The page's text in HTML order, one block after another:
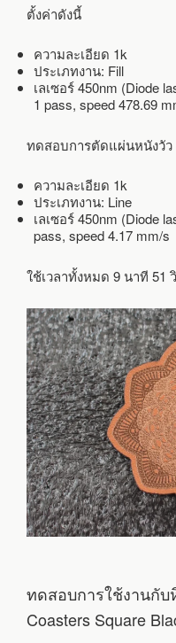
ตั้งค่าดังนี้
ความละเอียด 1k
ประเภทงาน: Fill
เลเซอร์ 450nm (Diode
1 pass, speed 478.69
ทดสอบการตัดแผ่นหนังวัว
ความละเอียด 1k
ประเภทงาน: Line
เลเซอร์ 450nm (Diode
pass, speed 4.17 mm/s
ใช้เวลาทั้งหมด 9 นาที 51
ทดสอบการใช้งานกับ
Coasters Square